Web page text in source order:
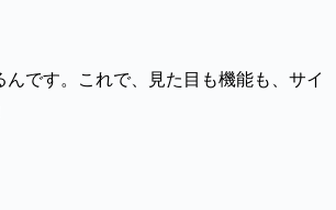
です。これで、見た目も機能も、サイ